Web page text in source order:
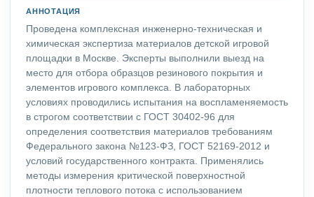
АННОТАЦИЯ
Проведена комплексная инженерно-техническая и
химическая экспертиза материалов детской игровой
площадки в Москве. Эксперты выполнили выезд на
место для отбора образцов резинового покрытия и
элементов игрового комплекса. В лабораторных
условиях проводились испытания на воспламеняемость
в строгом соответствии с ГОСТ 30402-96 для
определения соответствия материалов требованиям
Федерального закона №123-ФЗ, ГОСТ 52169-2012 и
условий государственного контракта. Применялись
методы измерения критической поверхностной
плотности теплового потока с использованием